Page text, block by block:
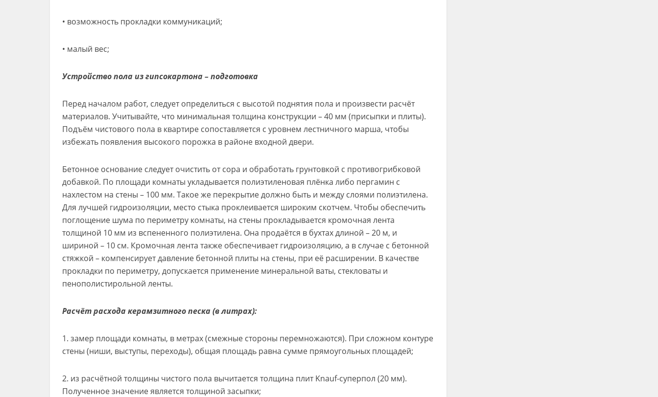
• возможность прокладки коммуникаций;
• малый вес;
Устройство пола из гипсокартона – подготовка
Перед началом работ, следует определиться с высотой поднятия пола и произвести расчёт
материалов. Учитывайте, что минимальная толщина конструкции – 40 мм (присыпки и плиты).
Подъём чистового пола в квартире сопоставляется с уровнем лестничного марша, чтобы
избежать появления высокого порожка в районе входной двери.
Бетонное основание следует очистить от сора и обработать грунтовкой с противогрибковой
добавкой. По площади комнаты укладывается полиэтиленовая плёнка либо пергамин с
нахлестом на стены – 100 мм. Такое же перекрытие должно быть и между слоями полиэтилена.
Для лучшей гидроизоляции, место стыка проклеивается широким скотчем. Чтобы обеспечить
поглощение шума по периметру комнаты, на стены прокладывается кромочная лента
толщиной 10 мм из вспененного полиэтилена. Она продаётся в бухтах длиной – 20 м, и
шириной – 10 см. Кромочная лента также обеспечивает гидроизоляцию, а в случае с бетонной
стяжкой – компенсирует давление бетонной плиты на стены, при её расширении. В качестве
прокладки по периметру, допускается применение минеральной ваты, стекловаты и
пенополистирольной ленты.
Расчёт расхода керамзитного песка (в литрах):
1. замер площади комнаты, в метрах (смежные стороны перемножаются). При сложном контуре
стены (ниши, выступы, переходы), общая площадь равна сумме прямоугольных площадей;
2. из расчётной толщины чистого пола вычитается толщина плит Knauf-суперпол (20 мм).
Полученное значение является толщиной засыпки;